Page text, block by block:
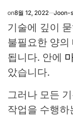
on8월 12, 2022 Joon-
기술에 깊이
불필요한 양의
됩니다. 안에
았습니다.
그러나 모든
작업을 수행하